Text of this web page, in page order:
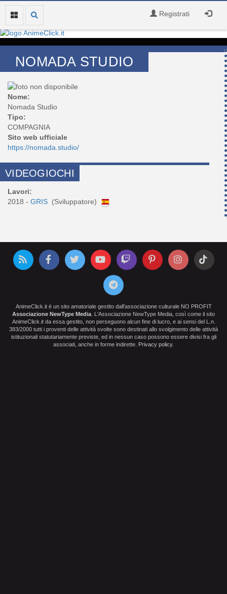
Registrati
NOMADA STUDIO
Nome:
Nomada Studio
Tipo:
COMPAGNIA
Sito web ufficiale
https://nomada.studio/
VIDEOGIOCHI
Lavori:
2018 - GRIS (Sviluppatore)
AnimeClick.it è un sito amatoriale gestito dall'associazione culturale NO PROFIT
Associazione NewType Media . L'Associazione NewType Media, così come il sito
AnimeClick.it da essa gestito, non perseguono alcun fine di lucro, e ai sensi del L.n.
383/2000 tutti i proventi delle attività svolte sono destinati allo svolgimento delle attività
istituzionali statutariamente previste, ed in nessun caso possono essere divisi fra gli
associati, anche in forme indirette.
Privacy policy.